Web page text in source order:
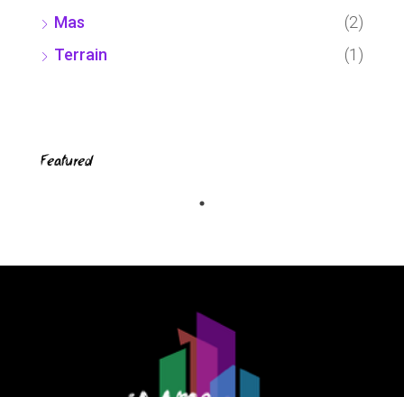
Mas
(2)
Terrain
(1)
Featured